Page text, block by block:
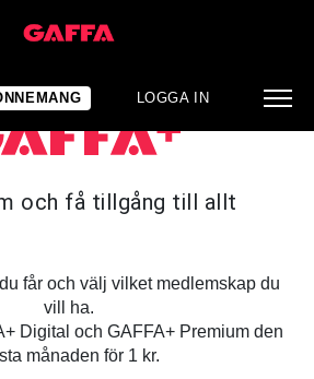
LOGGA IN
och få tillgång till allt
får och välj vilket medlemskap du
vill ha.
Digital och GAFFA+ Premium den
månaden för 1 kr.